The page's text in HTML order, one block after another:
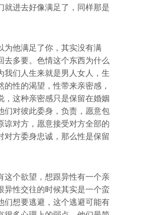
就进去好像满足了，同样那是
为他满足了你，其实没有满
去多要。色情这个东西为什么
我们人生来就是男人女人，生
的性的渴望，性带来亲密感，
，这种亲密感只是保留在婚姻
们对彼此委身，负责，愿意包
谅对方，愿意接受对方全部的
对方委身忠诚，那么性是保留
这个欲望，想跟异性有一个亲
异性交往的时候其实是一个蛮
们想要逃避，这个逃避可能有